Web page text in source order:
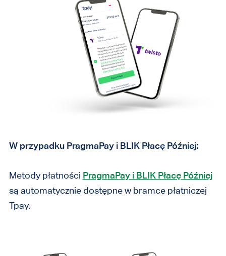
W przypadku PragmaPay i BLIK Płacę Później:
Metody płatności PragmaPay i BLIK Płacę Później
są automatycznie dostępne w bramce płatniczej
Tpay.